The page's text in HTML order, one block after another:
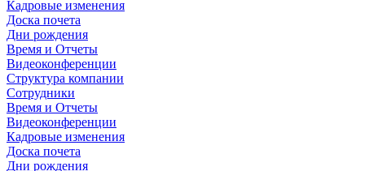
Кадровые изменения
Доска почета
Дни рождения
Время и Отчеты
Видеоконференции
Структура компании
Сотрудники
Время и Отчеты
Видеоконференции
Кадровые изменения
Доска почета
Дни рождения